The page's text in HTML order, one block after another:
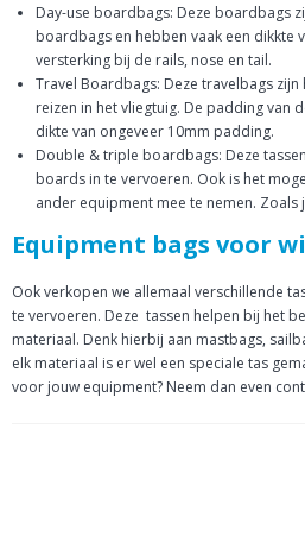
Day-use boardbags: Deze boardbags
boardbags en hebben vaak een dikkte
versterking bij de rails, nose en tail.
Travel Boardbags: Deze travelbags
reizen in het vliegtuig. De padding van
dikte van ongeveer 10mm padding.
Double & triple boardbags: Deze
boards in te vervoeren. Ook is het
ander equipment mee te nemen. Zoals
Equipment bags voor
Ook verkopen we allemaal verschillende
te vervoeren. Deze tassen helpen bij het
materiaal. Denk hierbij aan mastbags,
elk materiaal is er wel een speciale tas
voor jouw equipment? Neem dan even